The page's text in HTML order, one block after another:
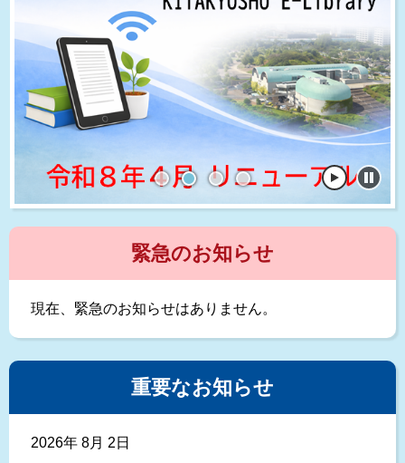
1 3
緊急のお知らせ
現在、緊急のお知らせはありません。
重要なお知らせ
2026年 8月 2日